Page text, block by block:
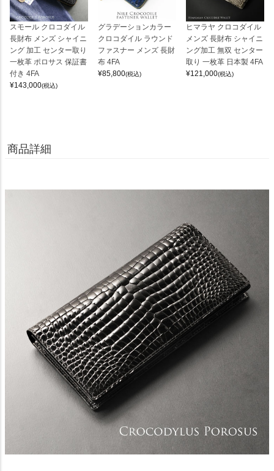
スモール クロコダイル
長財布 メンズ シャイニ
ング 加工 センター取り
一枚革 ポロサス 保証書
付き 4FA
¥143,000(税込)
グラデーションカラー
クロコダイル ラウンド
ファスナー メンズ 長財
布 4FA
¥85,800(税込)
ヒマラヤ クロコダイル
メンズ 長財布 シャイニ
ング加工 無双 センター
取り 一枚革 日本製 4FA
¥121,000(税込)
商品詳細